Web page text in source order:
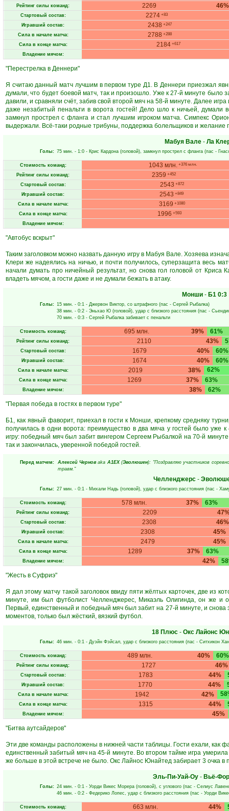
Рейтинг силы команд: 46%
2269
Стартовый состав: 2274 +83
Игравший состав: 2438 +247
Сила в начале матча: 2788 +288
Сила в конце матча: 2184 +617
Владение мячом:
"Перестрелка в Деннери"
Я считаю данный матч лучшим в первом туре Д1. В Деннери приезжал
думали, что будет боевой матч, так и произошло. Уже к 27-й минуте было
давили, и сравняли счёт, забив свой второй мяч на 58-й минуте. Далее
даже незабитый пенальти в ворота гостей! Дело шло к ничьей, думали
замкнул прострел с фланга и стал лучшим игроком матча. Симпекс
выдержали. Всё-таки родные трибуны, поддержка болельщиков и желание
Мабуя Вале- Ла
Голы: 75 мин. - 1:0 - Крис Кардона (головой), замкнул прострел с фланга (пас -
Стоимость команд: 1043 млн. +376 млн.
Рейтинг силы команд: 2359 +452
Стартовый состав: 2543 +872
Игравший состав: 2543 +849
Сила в начале матча: 3169 +1080
Сила в конце матча: 1996 +593
Владение мячом:
"Автобус вскрыт"
Таким заголовком можно назвать данную игру в Мабуя Вале. Хозяева
Клери же надеялись на ничью, и почти получилось, суперзащита весь
начали думать про ничейный результат, но снова гол головой от
владеть мячом, а гости даже и не думали бежать в атаку.
Монши - Б1 0:3
Голы: 15 мин. - 0:1 - Джервон Виктор, со штрафного (пас - Сергей Рыбалка)
38 мин. - 0:2 - Эньхао Ю (головой), удар с близкого расстояния (пас -
70 мин. - 0:3 - Сергей Рыбалка забивает с пенальти
Стоимость команд: 39%
695 млн. 61%
Рейтинг силы команд: 43%
2110
Стартовый состав: 40%
1679 60%
Игравший состав: 40%
1674 60%
Сила в начале матча: 38%
2019 62%
Сила в конце матча: 37%
1269 63%
Владение мячом: 38%
62%
"Первая победа в гостях в первом туре"
Б1, как явный фаворит, приехал в гости к Монши, крепкому средняку
получилась в одни ворота: преимущество в два мяча у гостей было
игру: победный мяч был забит вингером Сергеем Рыбалкой на 70-й
так и закончилась, уверенной победой гостей.
Перед матчем: Алексей Чернов aka А1ЕХ (Эволюшен): "Поздравляю участников
травм."
Челленджерс -
Голы: 27 мин. - 0:1 - Михали Надь (головой), удар с близкого расстояния (пас -
Стоимость команд: 37%
578 млн. 63%
Рейтинг силы команд: 2209
Стартовый состав: 46%
2308
Игравший состав: 45%
2308
Сила в начале матча: 45%
2479
Сила в конце матча: 37%
1289 63%
Владение мячом: 42%
"Жесть в Суфриэ"
Я дал этому матчу такой заголовок ввиду пяти жёлтых карточек, две из
минуте, им был футболист Челленджерес, Микаэль Олигинда, он же и
Первый, единственный и победный мяч был забит на 27-й минуте, и
моментов, только был жёсткий, вязкий футбол.
18 Плюс- Окс Лайонс
Голы: 46 мин. - 0:1 - Дуэйн Фэйсал, удар с близкого расстояния (пас - Ситхикон
Стоимость команд: 40%
489 млн. 60%
Рейтинг силы команд: 46%
1727
Стартовый состав: 44%
1783
Игравший состав: 44%
1770
Сила в начале матча: 42%
1942
Сила в конце матча: 44%
1315
Владение мячом:
45%
"Битва аутсайдеров"
Эти две команды расположены в нижней части таблицы. Гости ехали, как
единственный забитый мяч на 45-й минуте. Во втором тайме игра
же больше в этой встрече не было. Окс Лайнос Юнайтед забирает 3 очка в
Эль-Пи-Уай-Оу- Вьё-
Голы: 24 мин. - 0:1 - Уорди Викес Морера (головой), с углового (пас - Селиус
46 мин. - 0:2 - Федерико Лопес, удар с близкого расстояния (пас - Уорди
Стоимость команд: 44%
663 млн.